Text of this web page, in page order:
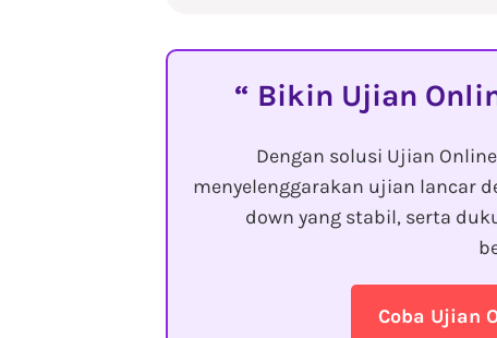
Bikin Ujian
Dengan solusi Ujian
menyelenggarakan ujian lancar
down yang stabil, serta
Coba Ujian